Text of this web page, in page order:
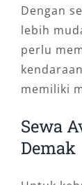
Dengan
lebih
perlu
memiliki
Sewa
Demak